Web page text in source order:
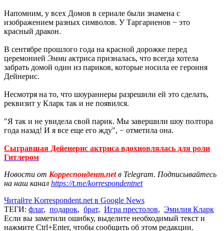
Напомним, у всех Домов в сериале были знамена с
изображением разных символов. У Таргариенов − это
красный дракон.
В сентябре прошлого года на красной дорожке перед
церемонией Эмми актриса призналась, что всегда хотела
забрать домой один из париков, которые носила ее героиня
Дейнерис.
Несмотря на то, что шоураннеры разрешили ей это сделать,
реквизит у Кларк так и не появился.
"Я так и не увидела свой парик. Мы завершили шоу полтора
года назад! И я все еще его жду", − отметила она.
Сыгравшая Дейенерис актриса вдохновлялась для роли
Гитлером
Новости от Корреспондент.netв Telegram. Подписывайтесь
на наш канал https://t.me/korrespondentnet
Читайте Korrespondent.net в Google News
ТЕГИ: флаг, подарок, брат, Игра престолов, Эмилия Кларк
Если вы заметили ошибку, выделите необходимый текст и
нажмите Ctrl+Enter, чтобы сообщить об этом редакции.